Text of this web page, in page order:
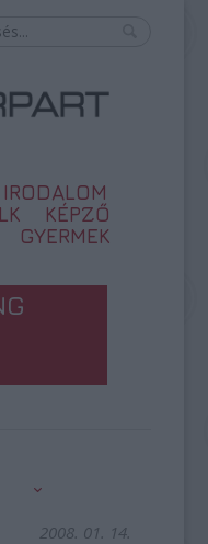
IRODALOM
KÉPZŐ
GYERMEK
2008. 01. 14.